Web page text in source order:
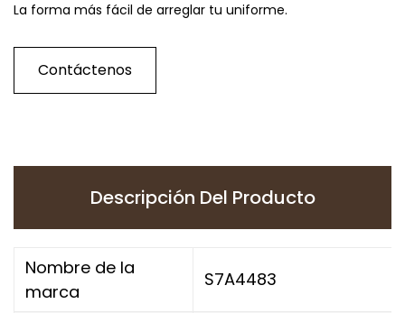
La forma más fácil de arreglar tu uniforme.
Contáctenos
Descripción Del Producto
Nombre de la
marca
S7A4483